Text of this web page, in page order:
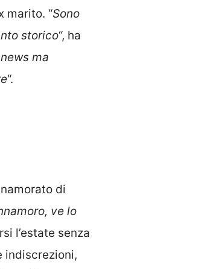
marito. “Sono
storico“, ha
ma
“.
di
ve lo
l’estate senza
indiscrezioni,